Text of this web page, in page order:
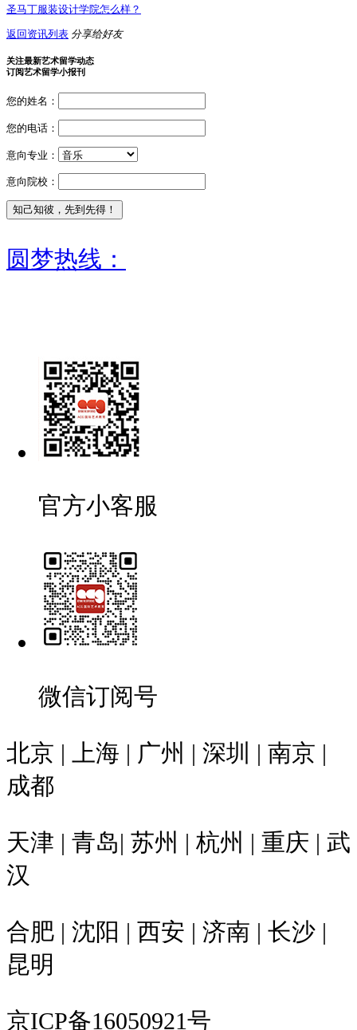
圣马丁服装设计学院怎么样？
返回资讯列表 分享给好友
关注最新艺术留学动态
订阅艺术留学小报刊
您的姓名：
您的电话：
意向专业：
意向院校：
圆梦热线：
官方小客服
微信订阅号
北京 | 上海 | 广州 | 深圳 | 南京 |
成都
天津 | 青岛| 苏州 | 杭州 | 重庆 | 武
汉
合肥 | 沈阳 | 西安 | 济南 | 长沙 |
昆明
京ICP备16050921号